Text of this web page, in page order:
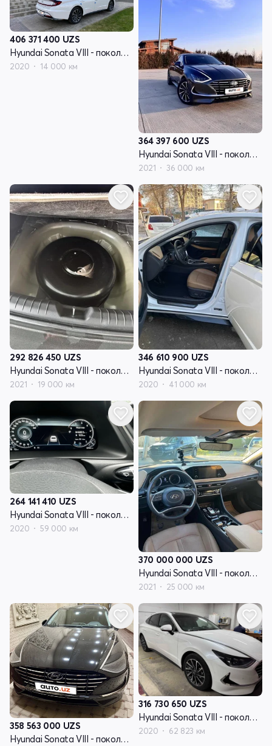
406 371 400 UZS
Hyundai Sonata VIII - поколение (DN8)
2020 14 000 км
364 397 600 UZS
Hyundai Sonata VIII - поколение (DN8)
2021 36 000 км
292 826 450 UZS
Hyundai Sonata VIII - поколение (DN8)
2021 19 000 км
346 610 900 UZS
Hyundai Sonata VIII - поколение (DN8)
2020 41 000 км
264 141 410 UZS
Hyundai Sonata VIII - поколение (DN8)
2020 59 000 км
370 000 000 UZS
Hyundai Sonata VIII - поколение (DN8)
2021 25 000 км
358 563 000 UZS
Hyundai Sonata VIII - поколение (DN8)
316 730 650 UZS
Hyundai Sonata VIII - поколение (DN8)
2020 62 823 км